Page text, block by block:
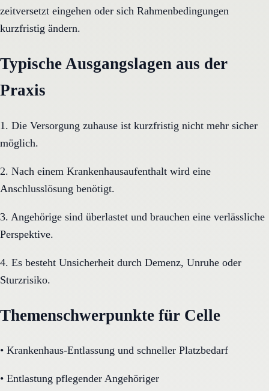
zeitversetzt eingehen oder sich Rahmenbedingungen
kurzfristig ändern.
Typische Ausgangslagen aus der
Praxis
1. Die Versorgung zuhause ist kurzfristig nicht mehr sicher
möglich.
2. Nach einem Krankenhausaufenthalt wird eine
Anschlusslösung benötigt.
3. Angehörige sind überlastet und brauchen eine verlässliche
Perspektive.
4. Es besteht Unsicherheit durch Demenz, Unruhe oder
Sturzrisiko.
Themenschwerpunkte für Celle
• Krankenhaus-Entlassung und schneller Platzbedarf
• Entlastung pflegender Angehöriger